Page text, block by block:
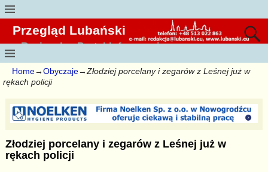
Przegląd Lubański
Regionalny Portal Informacyjny
Home→Obyczaje→Złodziej porcelany i zegarów z Leśnej już w
rękach policji
Złodziej porcelany i zegarów z Leśnej już w
rękach policji